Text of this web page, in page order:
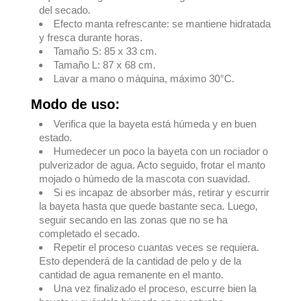
del secado.
Efecto manta refrescante: se mantiene hidratada
y fresca durante horas.
Tamaño S: 85 x 33 cm.
Tamaño L: 87 x 68 cm.
Lavar a mano o máquina, máximo 30°C.
Modo de uso:
Verifica que la bayeta está húmeda y en buen
estado.
Humedecer un poco la bayeta con un rociador o
pulverizador de agua. Acto seguido, frotar el manto
mojado o húmedo de la mascota con suavidad.
Si es incapaz de absorber más, retirar y escurrir
la bayeta hasta que quede bastante seca. Luego,
seguir secando en las zonas que no se ha
completado el secado.
Repetir el proceso cuantas veces se requiera.
Esto dependerá de la cantidad de pelo y de la
cantidad de agua remanente en el manto.
Una vez finalizado el proceso, escurre bien la